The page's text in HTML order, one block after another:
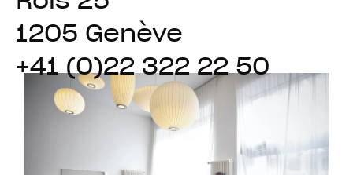
1205 Genève
+41 (0)22 322 22 50